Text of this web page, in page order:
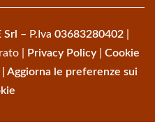
Srl – P.Iva 03683280402
|
Privacy Policy
Cookie
Aggiorna le preferenze sui